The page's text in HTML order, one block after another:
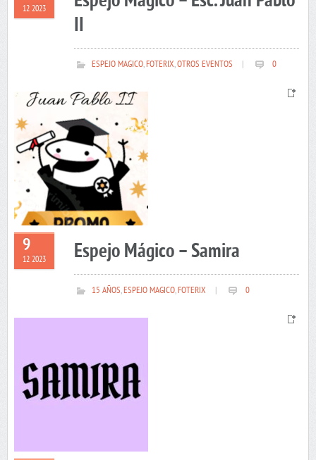
12 2023
II
ESPEJO MAGICO,FOTERIX,OTROS EVENTOS 0
9
12 2023 Espejo Mágico – Samira
15 AÑOS,ESPEJO MAGICO,FOTERIX 0